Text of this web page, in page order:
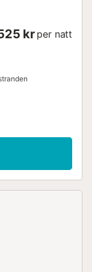
kr per natt